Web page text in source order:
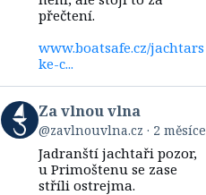
přečtení.
www.boatsafe.cz/jachtars
ke-c...
View
post
by
Za vlnou vlna
@zavlnouvlna.cz 2 měsíce
Jadranští jachtaři pozor,
u Primoštenu se zase
stříli ostrejma.